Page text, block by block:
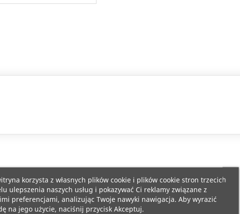
korzysta z własnych plików cookie i plików cookie stron trzecich
ulepszenia naszych usług i pokazywać Ci reklamy związane z
preferencjami, analizując Twoje nawyki nawigacja. Aby wyrazić
na jego użycie, naciśnij przycisk Akceptuj.